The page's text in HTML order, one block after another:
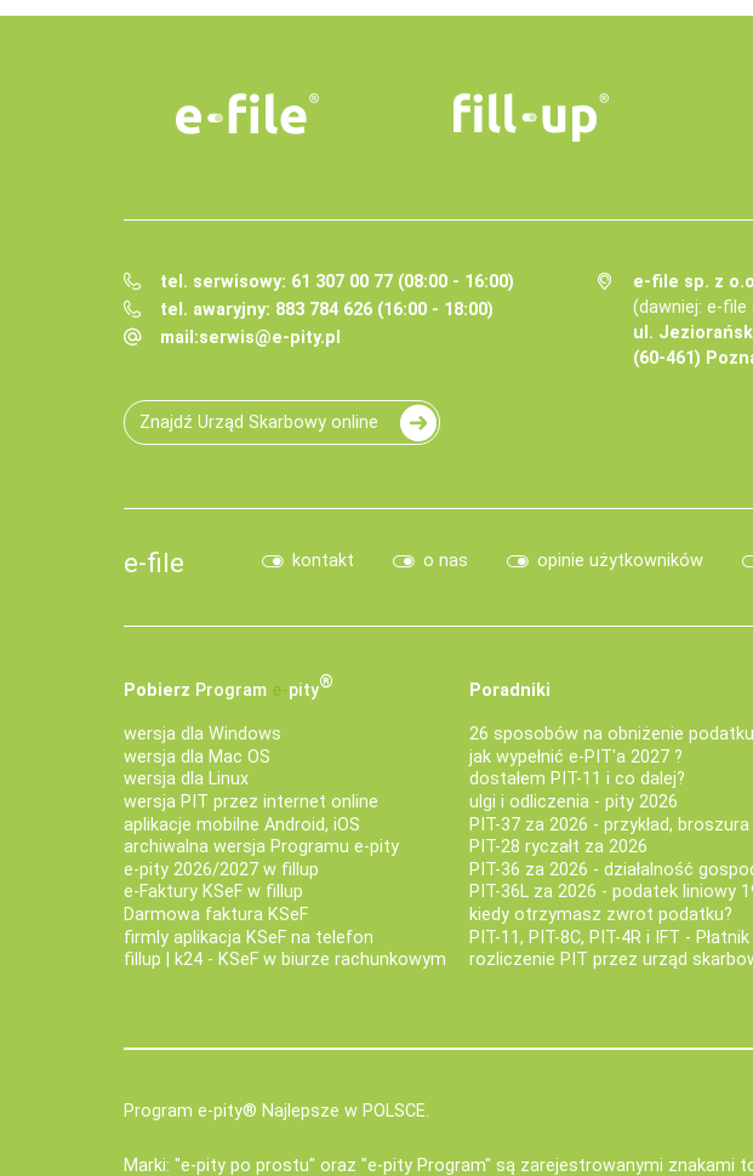
tel. serwisowy: 61 307 00 77 (08:00 - 16:00)
tel. awaryjny: 883 784 626 (16:00 - 18:00)
mail:serwis@e-pity.pl
e-file sp. z
(dawniej: e-file
ul.
(60-461)
Znajdź Urząd Skarbowy online
e-file kontakt o nas opinie użytkowników
Pobierz Program e‑pity®
wersja dla Windows
wersja dla Mac OS
wersja dla Linux
wersja PIT przez internet online
aplikacje mobilne Android, iOS
archiwalna wersja Programu e-pity
e-pity 2026/2027 w fillup
e‑Faktury KSeF w fillup
Darmowa faktura KSeF
firmly aplikacja KSeF na telefon
fillup | k24 - KSeF w biurze rachunkowym
Poradniki
26 sposobów na obniżenie
jak wypełnić e-PIT'a 2027 ?
dostałem PIT-11 i co dalej?
ulgi i odliczenia - pity 2026
PIT-37 za 2026 - przykład, broszura
PIT-28 ryczałt za 2026
PIT-36 za 2026 - działalność
PIT-36L za 2026 - podatek liniowy
kiedy otrzymasz zwrot podatku?
PIT-11, PIT-8C, PIT-4R i IFT -
rozliczenie PIT przez urząd
Program e-pity® Najlepsze w POLSCE.
Marki: "e-pity po prostu" oraz "e-pity Program" są zarejestrowanymi znakami